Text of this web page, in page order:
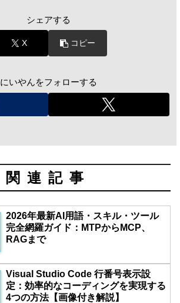
シェアする
X コピー
にいやんをフォローする
関連記事
2026年最新AI用語・スキル・ツール
完全網羅ガイド：MTPからMCP、
RAGまで
Visual Studio Code 行番号表示設
定：効率的なコーディングを実現する
4つの方法【画像付き解説】